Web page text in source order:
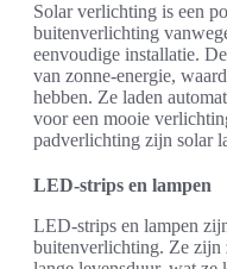
Solar verlichting is een
buitenverlichting
eenvoudige installatie.
van zonne-energie,
hebben. Ze laden
voor een mooie
padverlichting zijn solar
LED-strips en lampen
LED-strips en lampen
buitenverlichting. Ze zijn